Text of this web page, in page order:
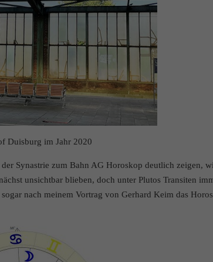
Duisburg im Jahr 2020
Synastrie zum Bahn AG Horoskop deutlich zeigen,
unsichtbar blieben, doch unter Plutos Transiten
nach meinem Vortrag von Gerhard Keim das